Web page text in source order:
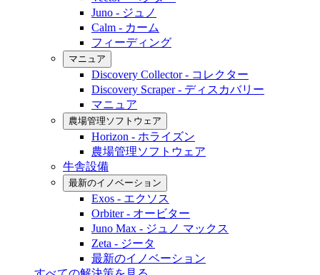
Juno - ジュノ
Calm - カーム
フィーディング
マニュア
Discovery Collector - コレクター
Discovery Scraper - ディスカバリー
マニュア
農場管理ソフトウェア
Horizon - ホライズン
農場管理ソフトウェア
牛舎設備
最新のイノベーション
Exos - エクソス
Orbiter - オービター
Juno Max - ジュノ マックス
Zeta - ジータ
最新のイノベーション